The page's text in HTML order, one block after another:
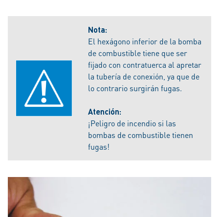
Nota:
El hexágono inferior de la bomba
de combustible tiene que ser
fijado con contratuerca al apretar
la tubería de conexión, ya que de
lo contrario surgirán fugas.
Atención:
¡Peligro de incendio si las
bombas de combustible tienen
fugas!